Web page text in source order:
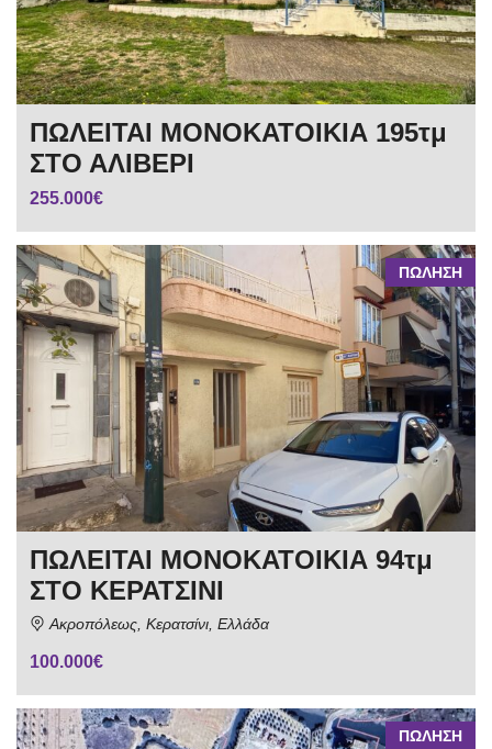
ΠΩΛΕΙΤΑΙ ΜΟΝΟΚΑΤΟΙΚΙΑ 195τμ
ΣΤΟ ΑΛΙΒΕΡΙ
255.000€
ΠΩΛΗΣΗ
ΠΩΛΕΙΤΑΙ ΜΟΝΟΚΑΤΟΙΚΙΑ 94τμ
ΣΤΟ ΚΕΡΑΤΣΙΝΙ
Ακροπόλεως, Κερατσίνι, Ελλάδα
100.000€
ΠΩΛΗΣΗ